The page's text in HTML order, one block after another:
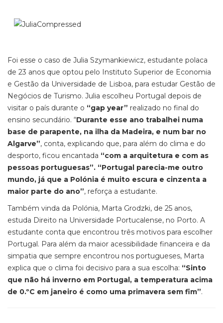
Foi esse o caso de Julia Szymankiewicz, estudante polaca
de 23 anos que optou pelo Instituto Superior de Economia
e Gestão da Universidade de Lisboa, para estudar Gestão de
Negócios de Turismo. Julia escolheu Portugal depois de
visitar o país durante o “gap year” realizado no final do
ensino secundário. “Durante esse ano trabalhei numa
base de parapente, na ilha da Madeira, e num bar no
Algarve”, conta, explicando que, para além do clima e do
desporto, ficou encantada “com a arquitetura e com as
pessoas portuguesas”. “Portugal parecia-me outro
mundo, já que a Polónia é muito escura e cinzenta a
maior parte do ano”, reforça a estudante.
Também vinda da Polónia, Marta Grodzki, de 25 anos,
estuda Direito na Universidade Portucalense, no Porto. A
estudante conta que encontrou três motivos para escolher
Portugal. Para além da maior acessibilidade financeira e da
simpatia que sempre encontrou nos portugueses, Marta
explica que o clima foi decisivo para a sua escolha: “Sinto
que não há inverno em Portugal, a temperatura acima
de 0.ºC em janeiro é como uma primavera sem fim”.